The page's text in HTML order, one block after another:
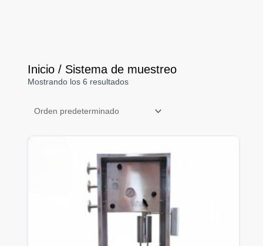
Inicio / Sistema de muestreo
Mostrando los 6 resultados